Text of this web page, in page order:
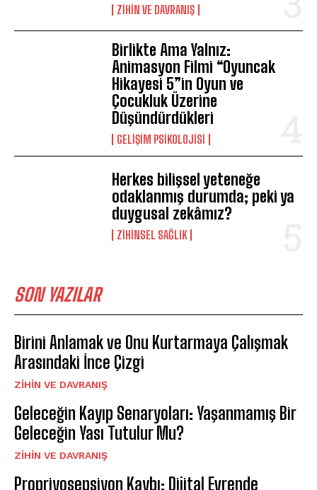
⁠ZIHIN VE DAVRANIŞ
Birlikte Ama Yalnız:
Animasyon Filmi “Oyuncak
Hikayesi 5”in Oyun ve
Çocukluk Üzerine
Düşündürdükleri
GELIŞIM PSIKOLOJISI
Herkes bilişsel yeteneğe
odaklanmış durumda; peki ya
duygusal zekâmız?
ZIHINSEL SAĞLIK
SON YAZILAR
Birini Anlamak ve Onu Kurtarmaya Çalışmak
Arasındaki İnce Çizgi
⁠ZIHIN VE DAVRANIŞ
Geleceğin Kayıp Senaryoları: Yaşanmamış Bir
Geleceğin Yası Tutulur Mu?
⁠ZIHIN VE DAVRANIŞ
Propriyosepsiyon Kaybı: Dijital Evrende